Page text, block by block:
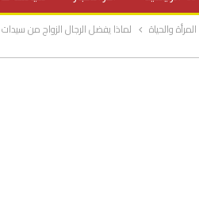
صحة وتغذية
المرأة والحياة المرأة والحياة لماذا يفضل الرجال الزواج من